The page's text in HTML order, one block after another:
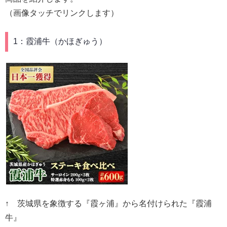
（画像タッチでリンクします）
1：霞浦牛（かほぎゅう）
↑ 茨城県を象徴する『霞ヶ浦』から名付けられた『霞浦
牛』